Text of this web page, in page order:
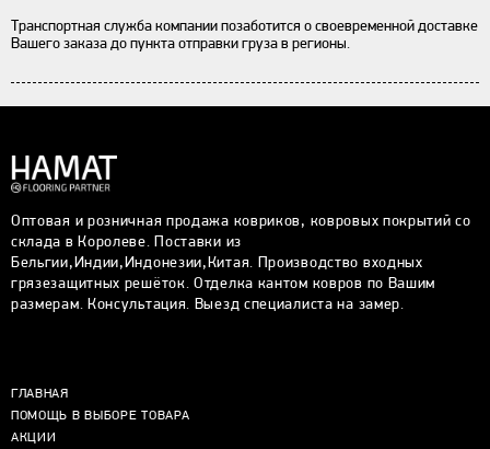
Транспортная служба компании позаботится о своевременной доставке
Вашего заказа до пункта отправки груза в регионы.
Оптовая и розничная продажа ковриков, ковровых покрытий со
склада в Королеве. Поставки из
Бельгии,Индии,Индонезии,Китая. Производство входных
грязезащитных решёток. Отделка кантом ковров по Вашим
размерам. Консультация. Выезд специалиста на замер.
ГЛАВНАЯ
ПОМОЩЬ В ВЫБОРЕ ТОВАРА
АКЦИИ